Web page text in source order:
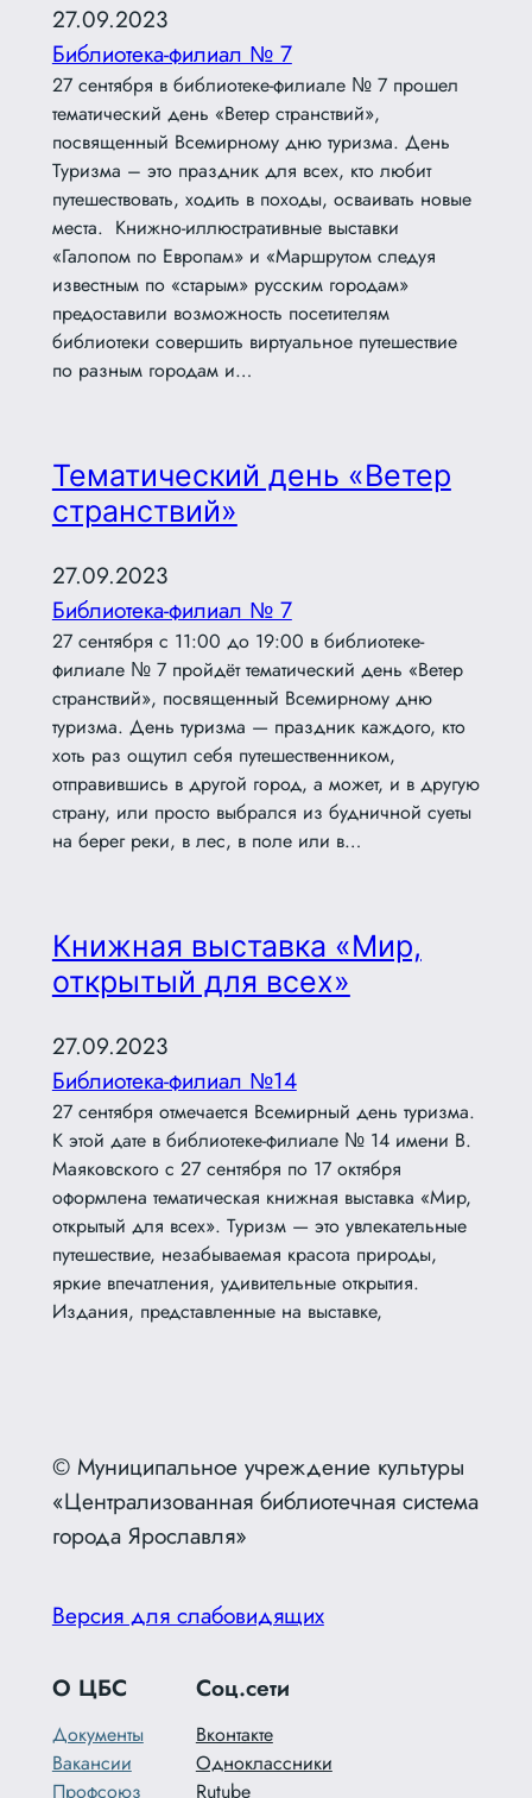
27.09.2023
Библиотека-филиал № 7
27 сентября в библиотеке-филиале № 7 прошел
тематический день «Ветер странствий»,
посвященный Всемирному дню туризма. День
Туризма – это праздник для всех, кто любит
путешествовать, ходить в походы, осваивать новые
места. Книжно-иллюстративные выставки
«Галопом по Европам» и «Маршрутом следуя
известным по «старым» русским городам»
предоставили возможность посетителям
библиотеки совершить виртуальное путешествие
по разным городам и…
Тематический день «Ветер
странствий»
27.09.2023
Библиотека-филиал № 7
27 сентября с 11:00 до 19:00 в библиотеке-
филиале № 7 пройдёт тематический день «Ветер
странствий», посвященный Всемирному дню
туризма. День туризма — праздник каждого, кто
хоть раз ощутил себя путешественником,
отправившись в другой город, а может, и в другую
страну, или просто выбрался из будничной суеты
на берег реки, в лес, в поле или в…
Книжная выставка «Мир,
открытый для всех»
27.09.2023
Библиотека-филиал №14
27 сентября отмечается Всемирный день туризма.
К этой дате в библиотеке-филиале № 14 имени В.
Маяковского с 27 сентября по 17 октября
оформлена тематическая книжная выставка «Мир,
открытый для всех». Туризм — это увлекательные
путешествие, незабываемая красота природы,
яркие впечатления, удивительные открытия.
Издания, представленные на выставке,
© Муниципальное учреждение культуры
«Централизованная библиотечная система
города Ярославля»
Версия для слабовидящих
О ЦБС
Документы
Вакансии
Профсоюз
Соц.сети
Вконтакте
Одноклассники
Rutube